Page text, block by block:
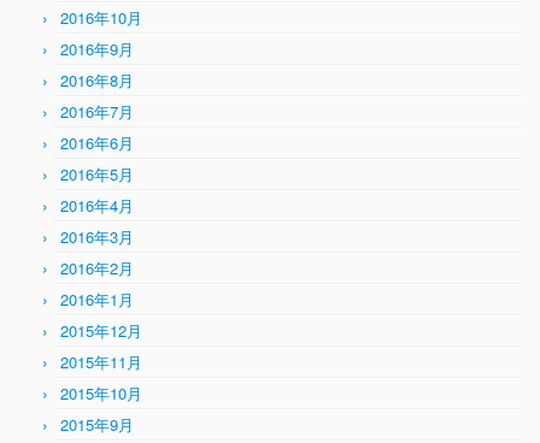
2016年10月
2016年9月
2016年8月
2016年7月
2016年6月
2016年5月
2016年4月
2016年3月
2016年2月
2016年1月
2015年12月
2015年11月
2015年10月
2015年9月